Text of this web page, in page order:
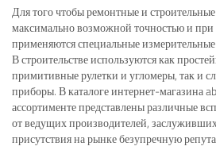
Для того чтобы ремонтные и
максимально возможной точностью и при
применяются специальные
В строительстве используются как
примитивные рулетки и угломеры, так и
приборы. В каталоге интернет-магазина
ассортименте представлены различные
от ведущих производителей,
присутствия на рынке безупречную